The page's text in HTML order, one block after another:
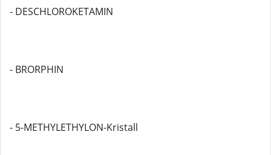
- DESCHLOROKETAMIN
- BRORPHIN
- 5-METHYLETHYLON-Kristall